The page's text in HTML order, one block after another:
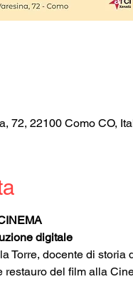
72, 22100 Como CO,
digitale
Torre, docente di
del film alla